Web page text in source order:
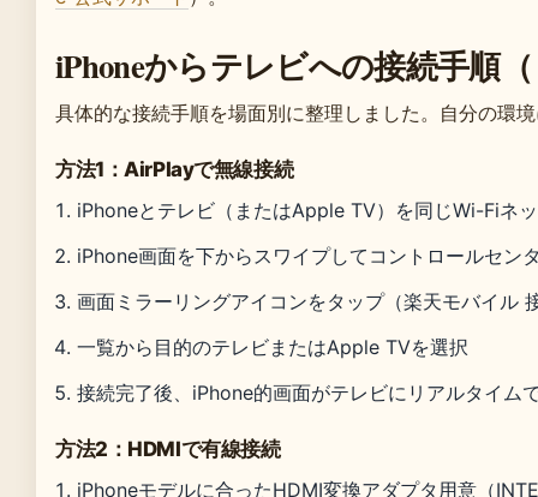
iPhoneからテレビへの接続手順
具体的な接続手順を場面別に整理しました。自分の環
方法1：AirPlayで無線接続
iPhoneとテレビ（またはApple TV）を同じWi-Fiネ
iPhone画面を下からスワイプしてコントロールセン
画面ミラーリングアイコンをタップ（楽天モバイル
一覧から目的のテレビまたはApple TVを選択
接続完了後、iPhone的画面がテレビにリアルタイム
方法2：HDMIで有線接続
iPhoneモデルに合ったHDMI変換アダプタ用意（